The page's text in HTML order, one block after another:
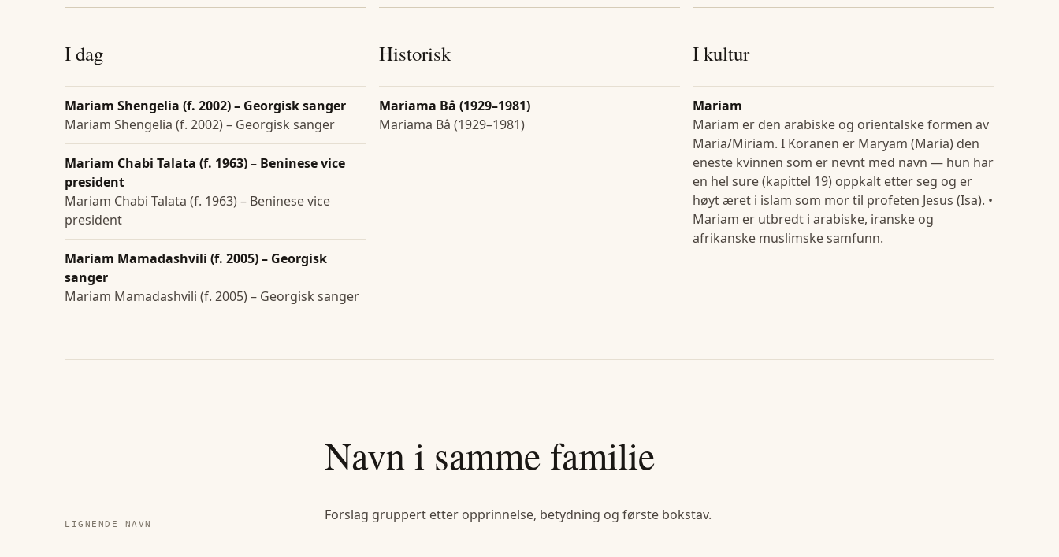
I dag
Mariam Shengelia (f. 2002) – Georgisk sanger
Mariam Shengelia (f. 2002) – Georgisk sanger
Mariam Chabi Talata (f. 1963) – Beninese vice
president
Mariam Chabi Talata (f. 1963) – Beninese vice
president
Mariam Mamadashvili (f. 2005) – Georgisk
sanger
Mariam Mamadashvili (f. 2005) – Georgisk sanger
Historisk
Mariama Bâ (1929–1981)
Mariama Bâ (1929–1981)
I kultur
Mariam
Mariam er den arabiske og orientalske formen av
Maria/Miriam. I Koranen er Maryam (Maria) den
eneste kvinnen som er nevnt med navn — hun har
en hel sure (kapittel 19) oppkalt etter seg og er
høyt æret i islam som mor til profeten Jesus (Isa). •
Mariam er utbredt i arabiske, iranske og
afrikanske muslimske samfunn.
LIGNENDE NAVN
Navn i samme familie
Forslag gruppert etter opprinnelse, betydning og første bokstav.